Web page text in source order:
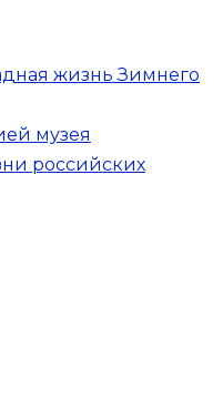
жизнь Зимнего
музея
российских